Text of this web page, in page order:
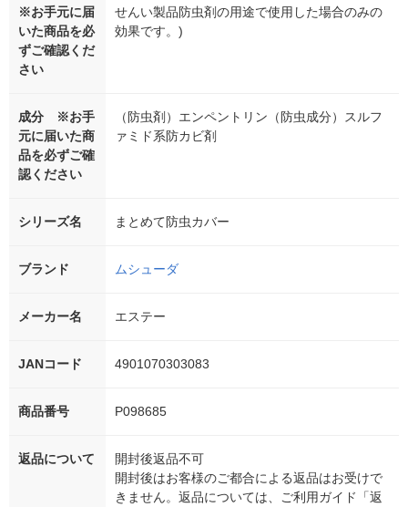
※お手元に届
いた商品を必
ずご確認くだ
さい
せんい製品防虫剤の用途で使用した場合のみの
効果です。)
成分 ※お手
元に届いた商
品を必ずご確
認ください
（防虫剤）エンペントリン（防虫成分）スルフ
ァミド系防カビ剤
シリーズ名 まとめて防虫カバー
ブランド ムシューダ
メーカー名 エステー
JANコード 4901070303083
商品番号 P098685
返品について
開封後返品不可
開封後はお客様のご都合による返品はお受けで
きません。返品については、ご利用ガイド「返